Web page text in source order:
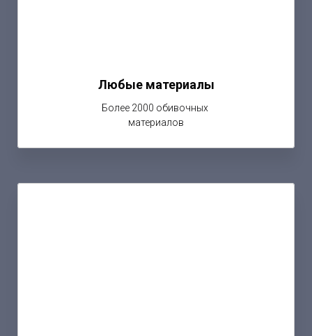
Любые материалы
Более 2000 обивочных
материалов